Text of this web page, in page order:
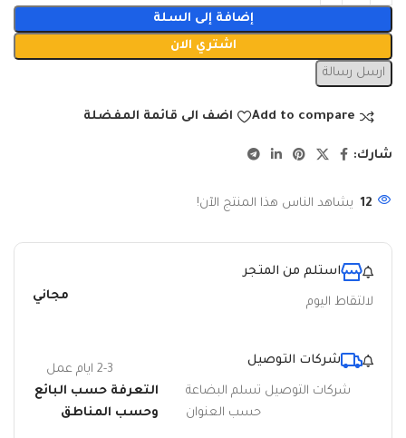
إضافة إلى السلة
اشتري الان
ارسل رسالة
Add to compare اضف الى قائمة المفضلة
شارك:
12 يشاهد الناس هذا المنتج الآن!
استلم من المتجر
لالتقاط اليوم مجاني
شركات التوصيل
شركات التوصيل تسلم البضاعة
حسب العنوان
2-3 ايام عمل
التعرفة حسب البائع
وحسب المناطق